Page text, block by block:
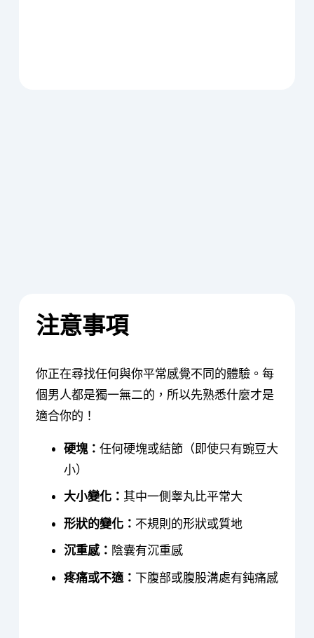
注意事項
你正在尋找任何與你平常感覺不同的體驗。每
個男人都是獨一無二的，所以先熟悉什麼才是
適合你的！
硬塊： 任何硬塊或結節（即使只有豌豆大
小）
大小變化： 其中一側睾丸比平常大
形狀的變化： 不規則的形狀或質地
沉重感： 陰囊有沉重感
疼痛或不適： 下腹部或腹股溝處有鈍痛感